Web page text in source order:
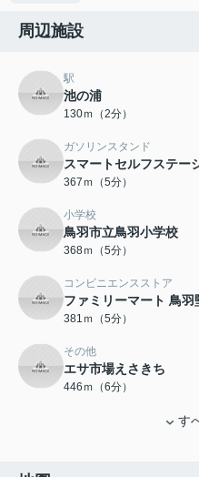
周辺施設
駅
池の浦
130ｍ（2分）
ガソリンスタンド
スマートセルフステー
367ｍ（5分）
小学校
鳥羽市立鳥羽小学校
368ｍ（5分）
コンビニエンスストア
ファミリーマート 鳥羽
381ｍ（5分）
その他
エサ市場えさきち
446ｍ（6分）
す